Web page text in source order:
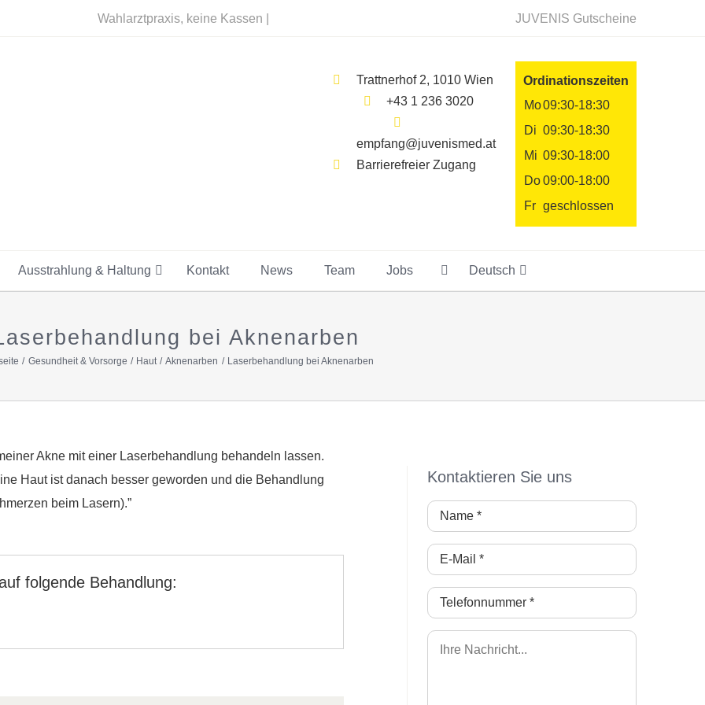
Wahlarztpraxis, keine Kassen | JUVENIS Gutscheine
Ordinationszeiten
Mo09:30-18:30
Di 09:30-18:30
Mi 09:30-18:00
Do09:00-18:00
Fr geschlossen
Trattnerhof 2, 1010 Wien
+43 1 236 3020
empfang@juvenismed.at
Barrierefreier Zugang
Ausstrahlung & Haltung Kontakt News Team Jobs Deutsch
bei Aknenarben
Gesundheit & Vorsorge Haut Aknenarben Laserbehandlung bei Aknenarben
Akne mit einer Laserbehandlung behandeln lassen.
Haut ist danach besser geworden und die Behandlung
beim Lasern).”
folgende Behandlung:
Kontaktieren Sie uns